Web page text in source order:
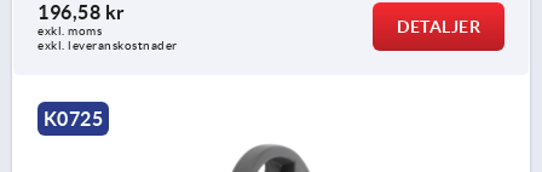
196,58 kr
exkl. moms
exkl. leveranskostnader
DETALJER
K0725